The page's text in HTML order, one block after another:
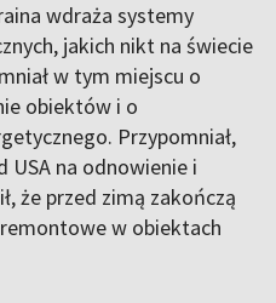
wdraża systemy
jakich nikt na świecie
w tym miejscu o
obiektów i o
Przypomniał,
USA na odnowienie i
że przed zimą zakończą
w obiektach